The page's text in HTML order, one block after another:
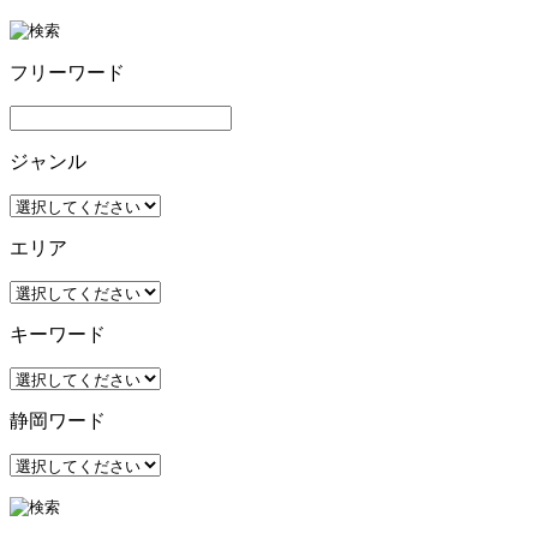
フリーワード
ジャンル
エリア
キーワード
静岡ワード